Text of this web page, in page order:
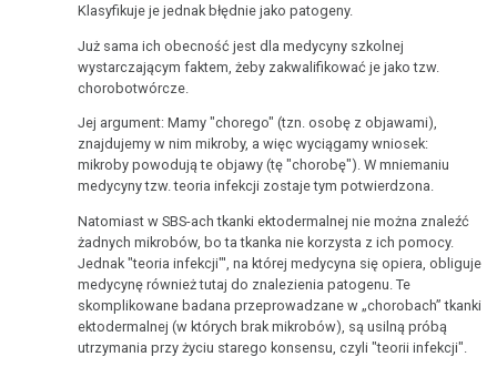
Klasyfikuje je jednak błędnie jako patogeny.
Już sama ich obecność jest dla medycyny szkolnej
wystarczającym faktem, żeby zakwalifikować je jako tzw.
chorobotwórcze.
Jej argument: Mamy "chorego" (tzn. osobę z objawami),
znajdujemy w nim mikroby, a więc wyciągamy wniosek:
mikroby powodują te objawy (tę "chorobę"). W mniemaniu
medycyny tzw. teoria infekcji zostaje tym potwierdzona.
Natomiast w SBS-ach tkanki ektodermalnej nie można znaleźć
żadnych mikrobów, bo ta tkanka nie korzysta z ich pomocy.
Jednak "teoria infekcji"', na której medycyna się opiera, obliguje
medycynę również tutaj do znalezienia patogenu. Te
skomplikowane badana przeprowadzane w „chorobach” tkanki
ektodermalnej (w których brak mikrobów), są usilną próbą
utrzymania przy życiu starego konsensu, czyli "teorii infekcji".